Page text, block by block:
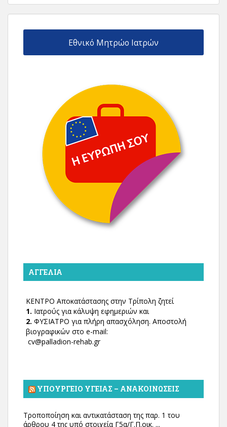
Εθνικό Μητρώο Ιατρών
ΑΓΓΕΛΊΑ
ΚΕΝΤΡΟ Αποκατάστασης στην Τρίπολη ζητεί
1. Ιατρούς για κάλυψη εφημεριών και
2. ΦΥΣΙΑΤΡΟ για πλήρη απασχόληση. Αποστολή
βιογραφικών στο e-mail:
cv@palladion-rehab.gr
ΥΠΟΥΡΓΕΊΟ ΥΓΕΊΑΣ – ΑΝΑΚΟΙΝΏΣΕΙΣ
Τροποποίηση και αντικατάσταση της παρ. 1 του
άρθρου 4 της υπό στοιχεία Γ5α/Γ.Π.οικ. ...